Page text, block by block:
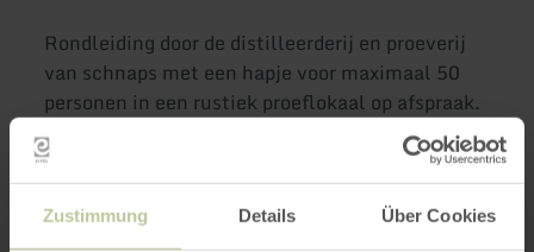
Zustimmung Details Über Cookies
Rondleiding door de distilleerderij en proeverij
van schnaps met een hapje voor maximaal 50
personen in een rustiek proeflokaal op afspraak.
Meer informatie